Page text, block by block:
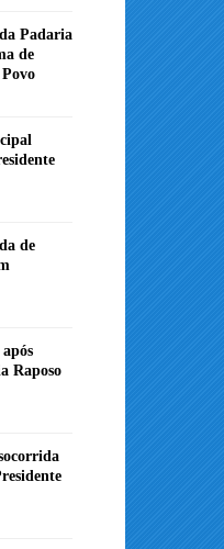
Padaria
de
de
Raposo